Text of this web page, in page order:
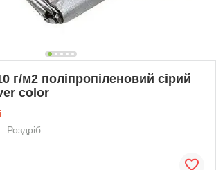
г/м2 поліпропіленовий сірий
color
Роздріб